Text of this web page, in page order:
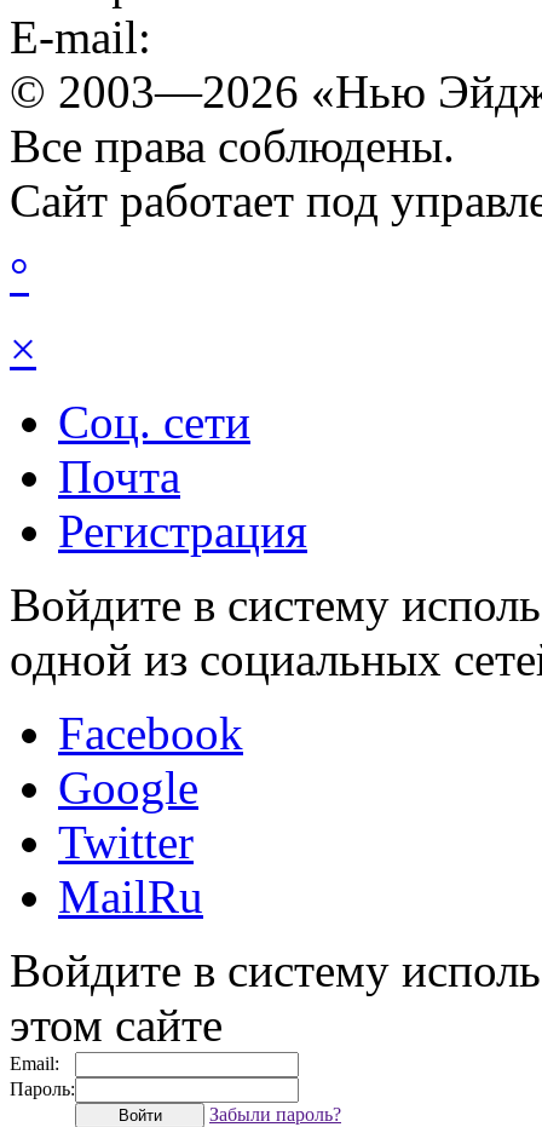
E-mail:
© 2003—2026 «Нью
Все права соблюдены.
Сайт работает под
°
×
Соц. сети
Почта
Регистрация
Войдите в систему
одной из социальных
Facebook
Google
Twitter
MailRu
Войдите в систему
этом сайте
Email:
Пароль:
Войти Забыли пароль?